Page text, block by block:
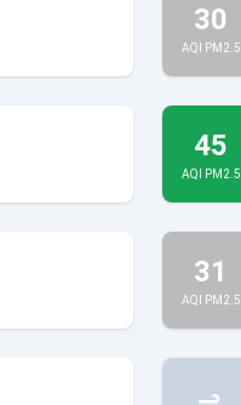
30
AQI PM2.5
45
AQI PM2.5
31
AQI PM2.5